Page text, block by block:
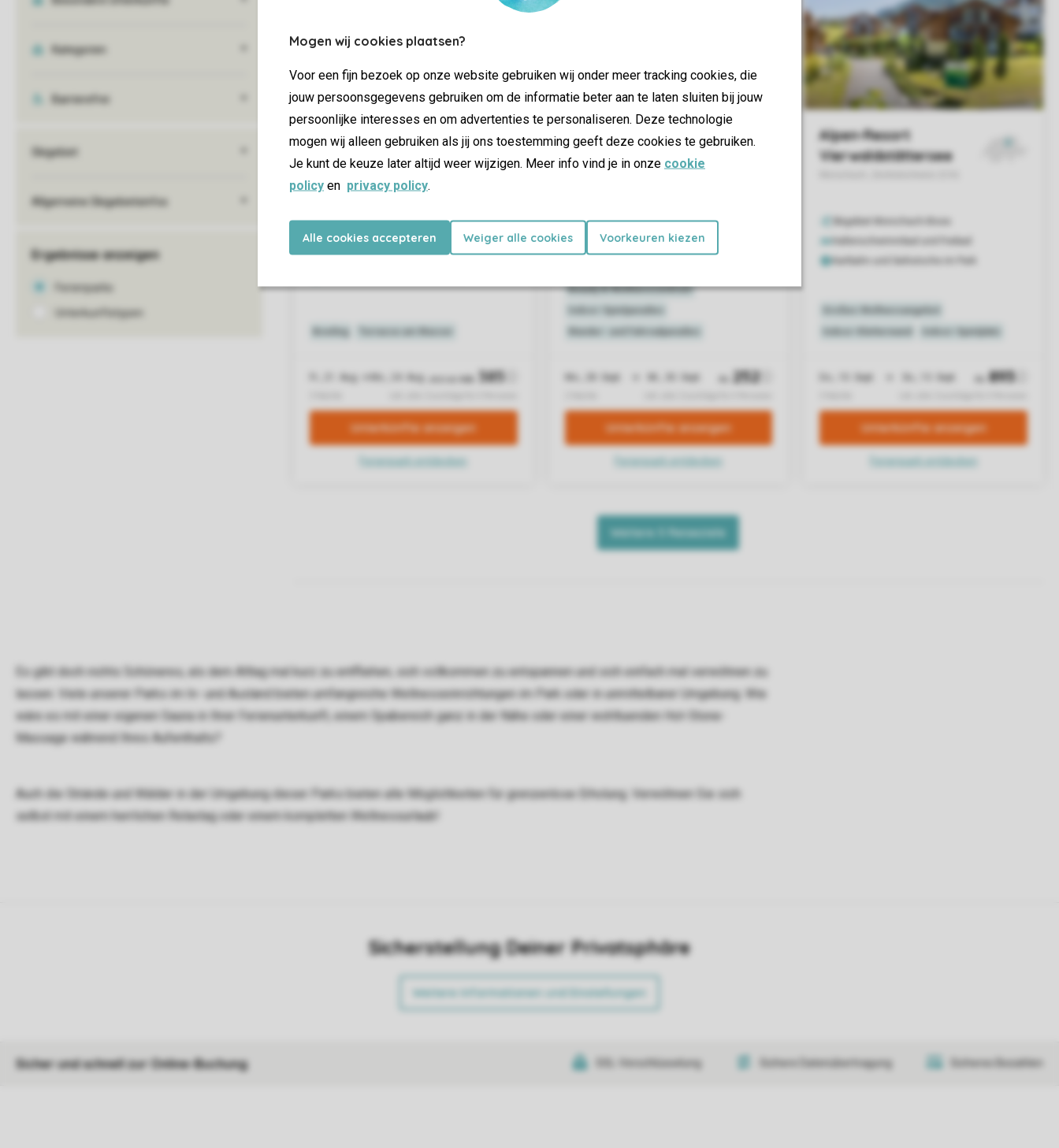
Mogen wij cookies plaatsen?
Voor een fijn bezoek op onze website gebruiken wij onder meer tracking cookies, die
jouw persoonsgegevens gebruiken om de informatie beter aan te laten sluiten bij jouw
persoonlijke interesses en om advertenties te personaliseren. Deze technologie
mogen wij alleen gebruiken als jij ons toestemming geeft deze cookies te gebruiken.
Je kunt de keuze later altijd weer wijzigen. Meer info vind je in onze cookie
policy en privacy policy.
Alle cookies accepteren Weiger alle cookies Voorkeuren kiezen
Es gibt doch nichts Schöneres, als dem Alltag mal kurz zu entfliehen, sich vollkommen zu entspannen und sich einfach mal verwöhnen zu
lassen. Viele unserer Parks im In- und Ausland bieten umfangreiche Wellnesseinrichtungen im Park oder in unmittelbarer Umgebung. Wie
wäre es mit einer eigenen Sauna in Ihrer Ferienunterkunft, einem Spabereich ganz in der Nähe oder einer wohltuenden Hot-Stone-
Massage während Ihres Aufenthalts?
Auch die Strände und Wälder in der Umgebung dieser Parks bieten alle Möglichkeiten für grenzenlose Erholung. Verwöhnen Sie sich
selbst mit einem herrlichen Relaxtag oder einem kompletten Wellnessurlaub!
Sicherstellung Deiner Privatsphäre
Weitere Informationen und Einstellungen
Sicher und schnell zur Online-Buchung SSL-Verschlüsselung Sichere Datenübertragung Sicheres Bezahlen